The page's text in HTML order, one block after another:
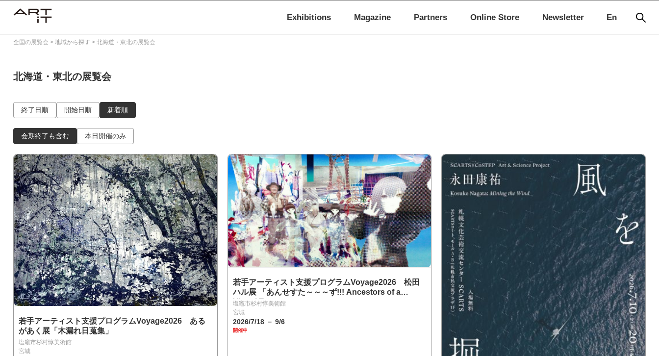
En
Exhibitions Magazine Partners Online Store Newsletter
全国の展覧会 > 地域から探す > 北海道・東北の展覧会
北海道・東北の展覧会
終了日順 開始日順 新着順
会期終了も含む 本日開催のみ
若手アーティスト支援プログラムVoyage2026 ある
があく展「木漏れ日蒐集」
塩竈市杉村惇美術館
宮城
若手アーティスト支援プログラムVoyage2026 松田
ハル展 「あんせすた～～～ず!!! Ancestors of a
Virtual Town」
塩竈市杉村惇美術館
宮城
2026/7/18 － 9/6
開催中